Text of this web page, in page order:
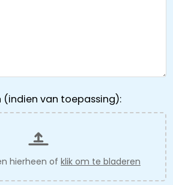
van toepassing):
hierheen of klik om te bladeren